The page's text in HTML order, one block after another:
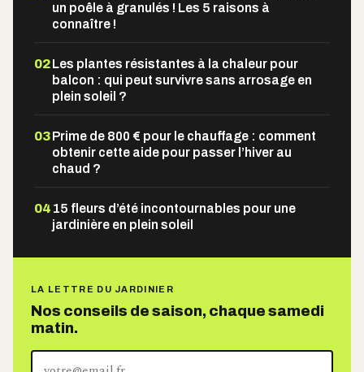
un poêle à granulés ! Les 5 raisons à
connaître !
02Les plantes résistantes à la chaleur pour
balcon : qui peut survivre sans arrosage en
plein soleil ?
03Prime de 800 € pour le chauffage : comment
obtenir cette aide pour passer l’hiver au
chaud ?
04 15 fleurs d’été incontournables pour une
jardinière en plein soleil
LA LETTRE DU JARDINIER
Nos conseils de saison, chaque samedi
matin.